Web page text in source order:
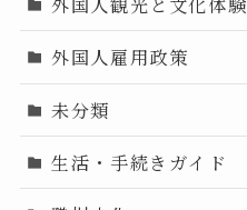
外国人雇用政策
未分類
生活・手続きガイド